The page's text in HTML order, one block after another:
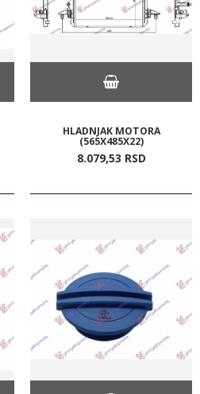
HLADNJAK MOTORA
(565X485X22)
8.079,53 RSD